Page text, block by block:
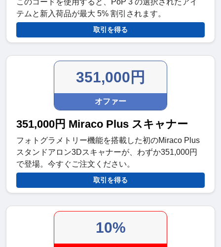
このコードを使用すると、PoP 3 の選択されたアイ
テムと新入荷品が最大 5% 割引されます。
取引を得る
351,000円
オファー
351,000円 Miraco Plus スキャナー
フォトグラメトリー機能を搭載した初のMiraco Plus
スタンドアロン3Dスキャナーが、わずか351,000円
で登場。今すぐご注文ください。
取引を得る
10%